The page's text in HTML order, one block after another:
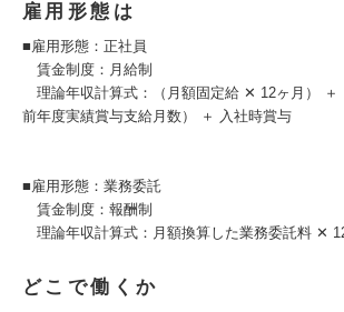
雇用形態は
■雇用形態：正社員
賃金制度：月給制
理論年収計算式：（月額固定給 ✕ 12ヶ月） ＋
前年度実績賞与支給月数） ＋ 入社時賞与
■雇用形態：業務委託
賃金制度：報酬制
理論年収計算式：月額換算した業務委託料 ✕
どこで働くか